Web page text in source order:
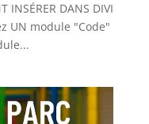
INSÉRER DANS DIVI
UN module "Code"